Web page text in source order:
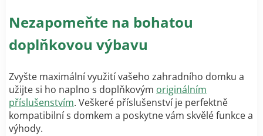
Nezapomeňte na bohatou
doplňkovou výbavu
Zvyšte maximální využití vašeho zahradního domku a
užijte si ho naplno s doplňkovým originálním
příslušenstvím. Veškeré příslušenství je perfektně
kompatibilní s domkem a poskytne vám skvělé funkce a
výhody.